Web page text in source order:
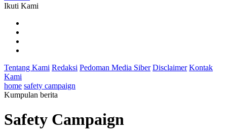
Ikuti Kami
Tentang Kami Redaksi Pedoman Media Siber Disclaimer Kontak
Kami
home safety campaign
Kumpulan berita
Safety Campaign